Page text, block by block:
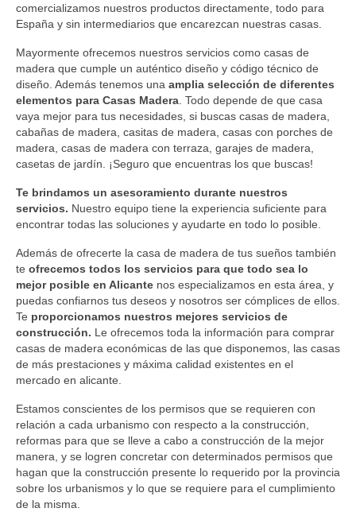
comercializamos nuestros productos directamente, todo para
España y sin intermediarios que encarezcan nuestras casas.
Mayormente ofrecemos nuestros servicios como casas de
madera que cumple un auténtico diseño y código técnico de
diseño. Además tenemos una amplia selección de diferentes
elementos para Casas Madera. Todo depende de que casa
vaya mejor para tus necesidades, si buscas casas de madera,
cabañas de madera, casitas de madera, casas con porches de
madera, casas de madera con terraza, garajes de madera,
casetas de jardín. ¡Seguro que encuentras los que buscas!
Te brindamos un asesoramiento durante nuestros
servicios. Nuestro equipo tiene la experiencia suficiente para
encontrar todas las soluciones y ayudarte en todo lo posible.
Además de ofrecerte la casa de madera de tus sueños también
te ofrecemos todos los servicios para que todo sea lo
mejor posible en Alicante nos especializamos en esta área, y
puedas confiarnos tus deseos y nosotros ser cómplices de ellos.
Te proporcionamos nuestros mejores servicios de
construcción. Le ofrecemos toda la información para comprar
casas de madera económicas de las que disponemos, las casas
de más prestaciones y máxima calidad existentes en el
mercado en alicante.
Estamos conscientes de los permisos que se requieren con
relación a cada urbanismo con respecto a la construcción,
reformas para que se lleve a cabo a construcción de la mejor
manera, y se logren concretar con determinados permisos que
hagan que la construcción presente lo requerido por la provincia
sobre los urbanismos y lo que se requiere para el cumplimiento
de la misma.